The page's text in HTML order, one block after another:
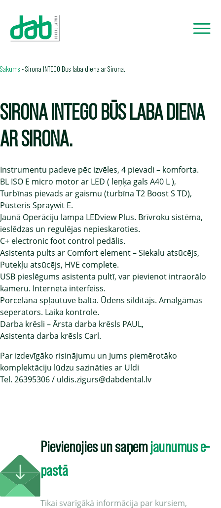
Sākums -Sirona INTEGO Būs laba diena ar Sirona.
SIRONA INTEGO BŪS LABA DIENA
AR SIRONA.
Instrumentu padeve pēc izvēles, 4 pievadi – komforta.
BL ISO E micro motor ar LED ( leņķa gals A40 L ),
Turbīnas pievads ar gaismu (turbīna T2 Boost S TD),
Pūsteris Spraywit E.
Jaunā Operāciju lampa LEDview Plus. Brīvroku sistēma,
ieslēdzas un regulējas nepieskaroties.
C+ electronic foot control pedālis.
Asistenta pults ar Comfort element – Siekalu atsūcējs,
Putekļu atsūcējs, HVE complete.
USB pieslēgums asistenta pultī, var pievienot intraorālo
kameru. Interneta interfeiss.
Porcelāna spļautuve balta. Ūdens sildītājs. Amalgāmas
seperators. Laika kontrole.
Darba krēsli – Ārsta darba krēsls PAUL,
Asistenta darba krēsls Carl.
Par izdevīgāko risinājumu un Jums piemērotāko
komplektāciju lūdzu sazināties ar Uldi
Tel. 26395306 / uldis.zigurs@dabdental.lv
Pievienojies un saņemjaunumus e-
pastā
Tikai svarīgākā informācija par kursiem,